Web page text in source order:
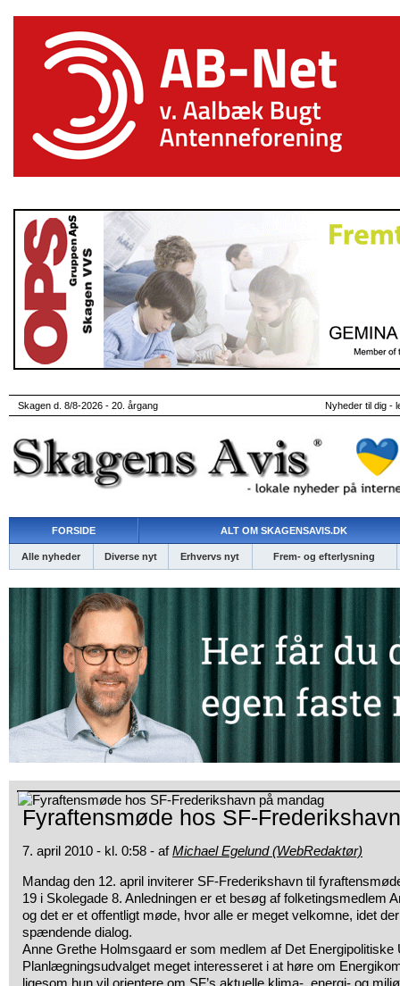
Skagen d. 8/8-2026 - 20. årgang Nyheder til dig -
FORSIDE ALT OM SKAGENSAVIS.DK
Alle nyheder Diverse nyt Erhvervs nyt Frem- og efterlysning
Fyraftensmøde hos SF-
7. april 2010 - kl. 0:58 - afMichael Egelund (WebRedaktør)
Mandag den 12. april inviterer SF-Frederikshavn til
19 i Skolegade 8. Anledningen er et besøg af folketingsmedlem
og det er et offentligt møde, hvor alle er meget velkomne, idet
spændende dialog.
Anne Grethe Holmsgaard er som medlem af Det Energipolitiske
Planlægningsudvalget meget interesseret i at høre om
ligesom hun vil orientere om SF’s aktuelle klima-, energi- og